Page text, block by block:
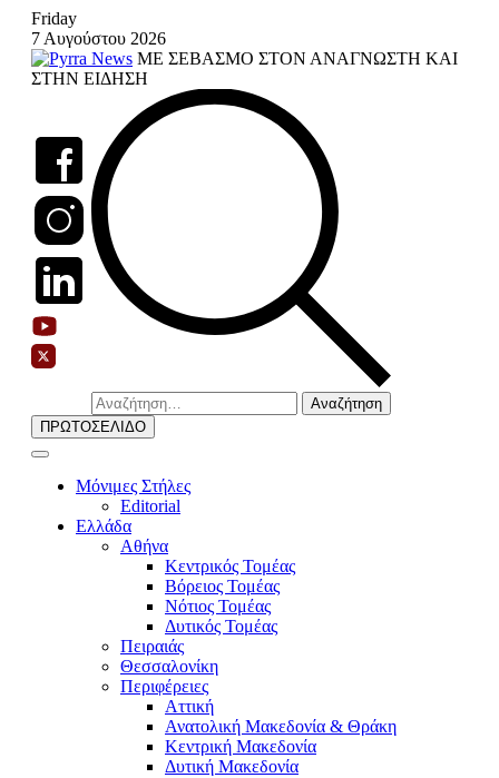
Skip
content
Friday
7 Αυγούστου 2026
ΜΕ ΣΕΒΑΣΜΟ ΣΤΟΝ ΑΝΑΓΝΩΣΤΗ ΚΑΙ
ΣΤΗΝ ΕΙΔΗΣΗ
Αναζήτηση
για:
ΠΡΩΤΟΣΕΛΙΔΟ
Μόνιμες Στήλες
Editorial
Ελλάδα
Αθήνα
Κεντρικός Τομέας
Βόρειος Τομέας
Νότιος Τομέας
Δυτικός Τομέας
Πειραιάς
Θεσσαλονίκη
Περιφέρειες
Αττική
Ανατολική Μακεδονία & Θράκη
Κεντρική Μακεδονία
Δυτική Μακεδονία